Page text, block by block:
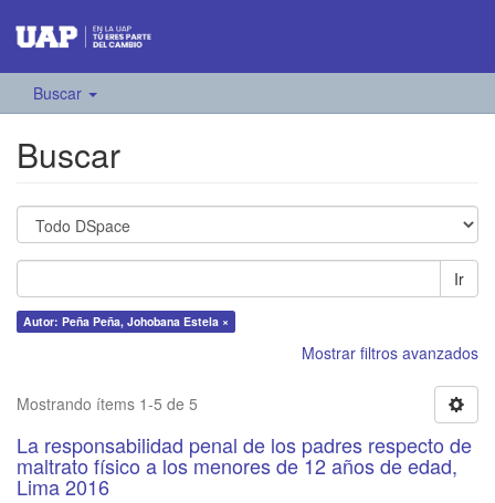
Buscar
Buscar
Ir
Autor: Peña Peña, Johobana Estela ×
Mostrar filtros avanzados
Mostrando ítems 1-5 de 5
La responsabilidad penal de los padres respecto de
maltrato físico a los menores de 12 años de edad,
Lima 2016